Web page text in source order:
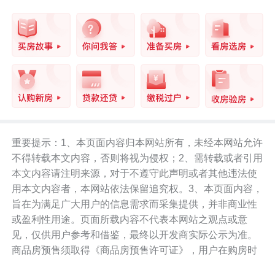
重要提示：1、本页面内容归本网站所有，未经本网站允许
不得转载本文内容，否则将视为侵权；2、需转载或者引用
本文内容请注明来源，对于不遵守此声明或者其他违法使
用本文内容者，本网站依法保留追究权。3、本页面内容，
旨在为满足广大用户的信息需求而采集提供，并非商业性
或盈利性用途。页面所载内容不代表本网站之观点或意
见，仅供用户参考和借鉴，最终以开发商实际公示为准。
商品房预售须取得《商品房预售许可证》，用户在购房时